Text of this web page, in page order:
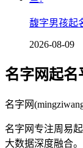
馥字男孩起
2026-08-09
名字网起名
名字网
名字网专注周易
大数据深度融合